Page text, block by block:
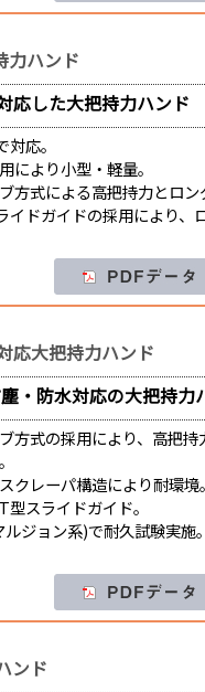
力ハンド
応した大把持力ハンド
応。
より小型・軽量。
方式による高把持力とロン
ドガイドの採用により、
応大把持力ハンド
・防水対応の大把持力
式の採用により、高把持
レーパ構造により耐環境。
スライドガイド。
ジョン系)で耐久試験実施。
ンド